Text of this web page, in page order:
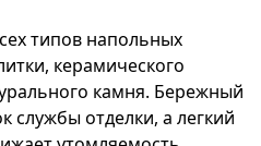
типов напольных
керамического
камня. Бережный
службы отделки, а легкий